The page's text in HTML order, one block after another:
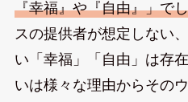
『幸福』や『自由』」で
スの提供者が想定しない
い「幸福」「自由」は存
いは様々な理由からその